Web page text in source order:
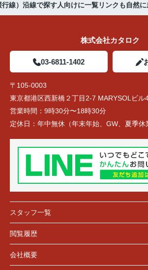
）沿線で探す人向けに一覧リンクも自然に
株式会社カタロク
03-6811-1402
〒105-0003
東京都港区西新橋２丁目2-7 MARYSOLビル
営業時間： 9時30分〜18時30分
定休日： 年中無休（年末年始、GW、夏季休
スタッフ一覧
閲覧履歴
会社概要